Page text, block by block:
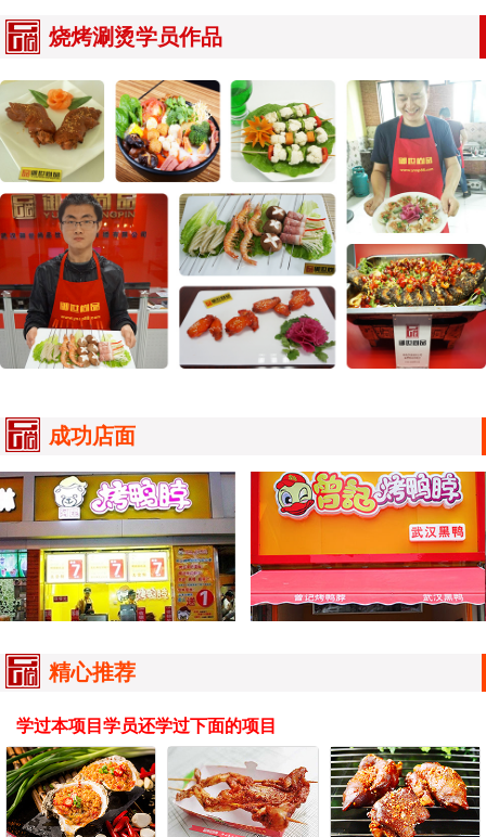
烧烤涮烫学员作品
成功店面
精心推荐
学过本项目学员还学过下面的项目